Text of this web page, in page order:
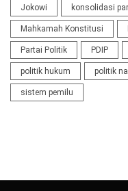
Jokowi konsolidasi
Mahkamah Konstitusi
Partai Politik PDIP
politik hukum politik
sistem pemilu